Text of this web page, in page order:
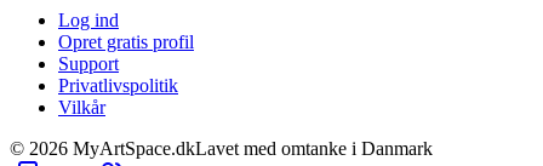
Log ind
Opret gratis profil
Support
Privatlivspolitik
Vilkår
© 2026 MyArtSpace.dkLavet med omtanke i Danmark